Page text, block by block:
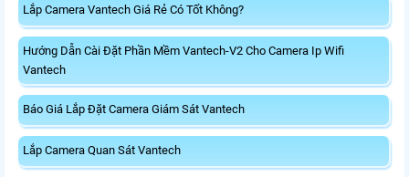
Lắp Camera Vantech Giá Rẻ Có Tốt Không?
Hướng Dẫn Cài Đặt Phần Mềm Vantech-V2 Cho Camera Ip Wifi
Vantech
Báo Giá Lắp Đặt Camera Giám Sát Vantech
Lắp Camera Quan Sát Vantech